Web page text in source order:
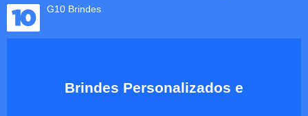
G10 Brindes
Brindes Personalizados e